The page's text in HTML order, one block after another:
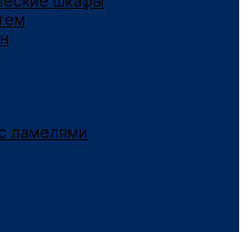
ламелями